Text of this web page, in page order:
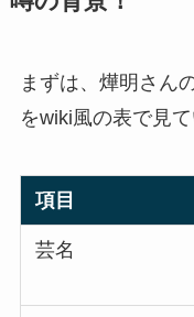
まずは、燁明さん
をwiki風の表で見て
項目
芸名